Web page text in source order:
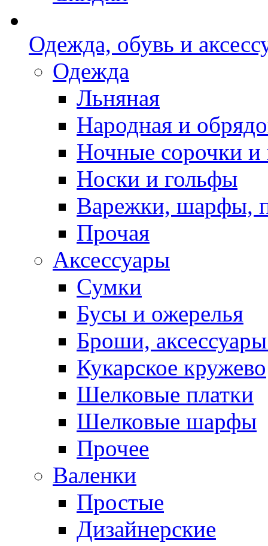
Одежда, обувь и
Одежда
Льняная
Народная и
Ночные сорочки
Носки и гольфы
Варежки, шарфы,
Прочая
Аксессуары
Сумки
Бусы и ожерелья
Броши,
Кукарское кружево
Шелковые платки
Шелковые шарфы
Прочее
Валенки
Простые
Дизайнерские